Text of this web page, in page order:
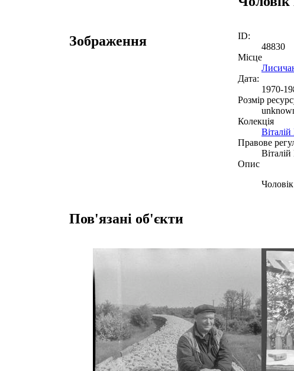
Зображення
ID:
48830
Місце
Дата:
1970-
Розмір
Колекція
Правове
Опис
Пов'язані об'єкти